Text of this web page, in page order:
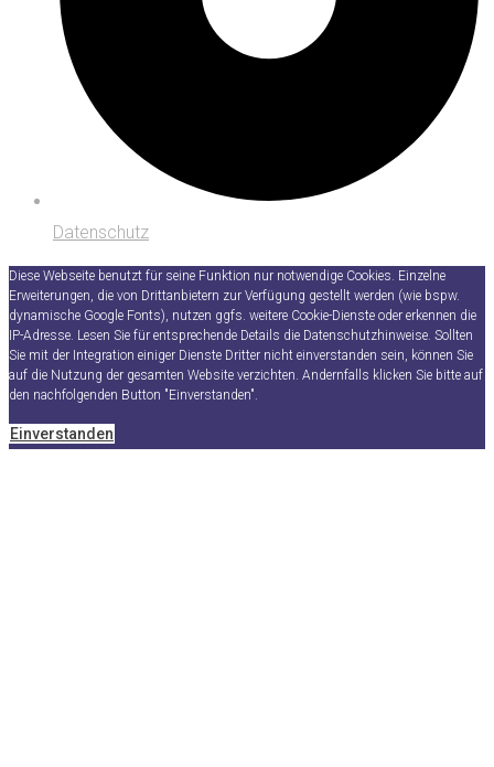
Datenschutz
Diese Webseite benutzt für seine Funktion nur notwendige Cookies. Einzelne
Erweiterungen, die von Drittanbietern zur Verfügung gestellt werden (wie bspw.
dynamische Google Fonts), nutzen ggfs. weitere Cookie-Dienste oder erkennen die
IP-Adresse. Lesen Sie für entsprechende Details die Datenschutzhinweise. Sollten
Sie mit der Integration einiger Dienste Dritter nicht einverstanden sein, können Sie
auf die Nutzung der gesamten Website verzichten. Andernfalls klicken Sie bitte auf
den nachfolgenden Button "Einverstanden".
Einverstanden